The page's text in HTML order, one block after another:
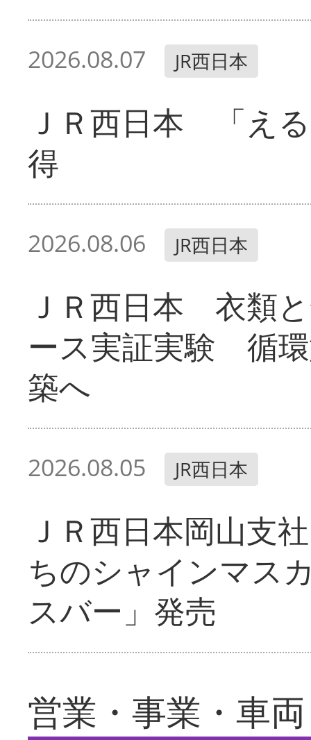
2026.08.07 JR西日本
ＪＲ西日本 「え
得
2026.08.06 JR西日本
ＪＲ西日本 衣類
ース実証実験 循
築へ
2026.08.05 JR西日本
ＪＲ西日本岡山支
ちのシャインマス
スバー」発売
営業・事業・車両